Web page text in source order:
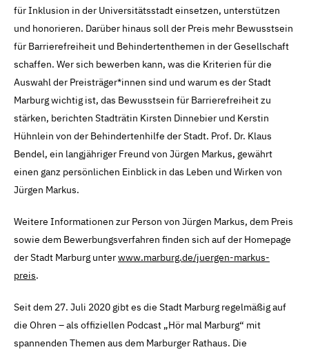
für Inklusion in der Universitätsstadt einsetzen, unterstützen
und honorieren. Darüber hinaus soll der Preis mehr Bewusstsein
für Barrierefreiheit und Behindertenthemen in der Gesellschaft
schaffen. Wer sich bewerben kann, was die Kriterien für die
Auswahl der Preisträger*innen sind und warum es der Stadt
Marburg wichtig ist, das Bewusstsein für Barrierefreiheit zu
stärken, berichten Stadträtin Kirsten Dinnebier und Kerstin
Hühnlein von der Behindertenhilfe der Stadt. Prof. Dr. Klaus
Bendel, ein langjähriger Freund von Jürgen Markus, gewährt
einen ganz persönlichen Einblick in das Leben und Wirken von
Jürgen Markus.
Weitere Informationen zur Person von Jürgen Markus, dem Preis
sowie dem Bewerbungsverfahren finden sich auf der Homepage
der Stadt Marburg unterwww.marburg.de/juergen-markus-
preis.
Seit dem 27. Juli 2020 gibt es die Stadt Marburg regelmäßig auf
die Ohren – als offiziellen Podcast „Hör mal Marburg“ mit
spannenden Themen aus dem Marburger Rathaus. Die